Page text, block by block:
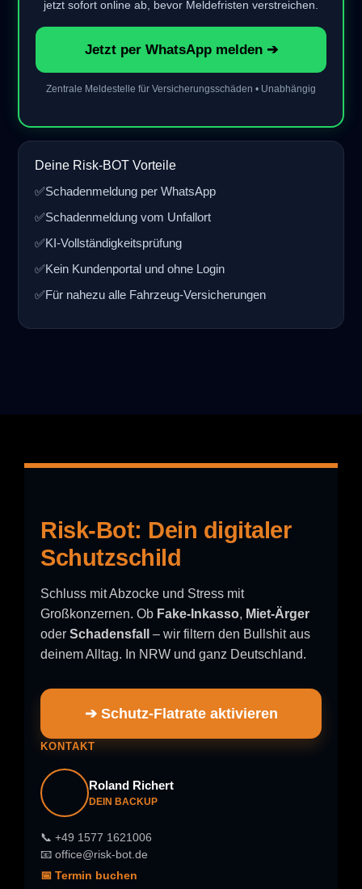
jetzt sofort online ab, bevor Meldefristen verstreichen.
Jetzt per WhatsApp melden ➔
Zentrale Meldestelle für Versicherungsschäden • Unabhängig
Deine Risk-BOT Vorteile
✅Schadenmeldung per WhatsApp
✅Schadenmeldung vom Unfallort
✅KI-Vollständigkeitsprüfung
✅Kein Kundenportal und ohne Login
✅Für nahezu alle Fahrzeug-Versicherungen
Risk-Bot: Dein digitaler
Schutzschild
Schluss mit Abzocke und Stress mit
Großkonzernen. Ob Fake-Inkasso, Miet-Ärger
oder Schadensfall
– wir filtern den Bullshit aus
deinem Alltag. In NRW und ganz Deutschland.
➔ Schutz-Flatrate aktivieren
KONTAKT
Roland Richert
DEIN BACKUP
📞 +49 1577 1621006
📧 office@risk-bot.de
📅 Termin buchen